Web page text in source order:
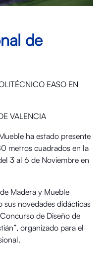
de
EASO EN
VALENCIA
ha estado presente
metros cuadrados en la
3 al 6 de Noviembre en
Madera y Mueble
sus novedades didácticas
de Diseño de
organizado para el